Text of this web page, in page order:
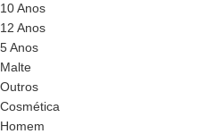
10 Anos
12 Anos
5 Anos
Malte
Outros
Cosmética
Homem